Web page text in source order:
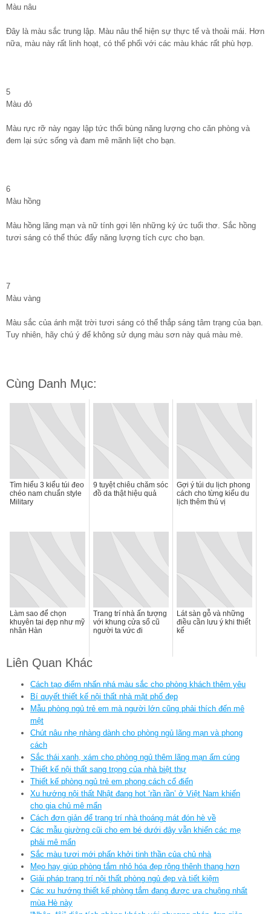
Màu nâu
Đây là màu sắc trung lập. Màu nâu thể hiện sự thực tế và thoải mái. Hơn
nữa, màu này rất linh hoạt, có thể phối với các màu khác rất phù hợp.
5
Màu đỏ
Màu rực rỡ này ngay lập tức thổi bùng năng lượng cho căn phòng và
đem lại sức sống và đam mê mãnh liệt cho bạn.
6
Màu hồng
Màu hồng lãng mạn và nữ tính gợi lên những ký ức tuổi thơ. Sắc hồng
tươi sáng có thể thúc đẩy năng lượng tích cực cho bạn.
7
Màu vàng
Màu sắc của ánh mặt trời tươi sáng có thể thắp sáng tâm trạng của bạn.
Tuy nhiên, hãy chú ý để không sử dụng màu sơn này quá màu mè.
Cùng Danh Mục:
Tìm hiểu 3 kiểu túi đeo
chéo nam chuẩn style
Military
9 tuyệt chiêu chăm sóc
đồ da thật hiệu quả
Gợi ý túi du lịch phong
cách cho từng kiểu du
lịch thêm thú vị
Làm sao để chọn
khuyên tai đẹp như mỹ
nhân Hàn
Trang trí nhà ấn tượng
với khung cửa sổ cũ
người ta vức đi
Lát sàn gỗ và những
điều cần lưu ý khi thiết
kế
Liên Quan Khác
Cách tạo điểm nhấn nhá màu sắc cho phòng khách thêm yêu
Bí quyết thiết kế nội thất nhà mặt phố đẹp
Mẫu phòng ngủ trẻ em mà người lớn cũng phải thích đến mê
mệt
Chút nâu nhẹ nhàng dành cho phòng ngủ lãng mạn và phong
cách
Sắc thái xanh, xám cho phòng ngủ thêm lãng mạn ấm cúng
Thiết kế nội thất sang trọng của nhà biệt thự
Thiết kế phòng ngủ trẻ em phong cách cổ điển
Xu hướng nội thất Nhật đang hot ‘rần rần’ ở Việt Nam khiến
cho gia chủ mê mẩn
Cách đơn giản để trang trí nhà thoáng mát đón hè về
Các mẫu giường cũi cho em bé dưới đây vẫn khiến các mẹ
phải mê mẩn
Sắc màu tươi mới phấn khởi tinh thần của chủ nhà
Mẹo hay giúp phòng tắm nhỏ hóa đẹp rộng thênh thang hơn
Giải pháp trang trí nội thất phòng ngủ đẹp và tiết kiệm
Các xu hướng thiết kế phòng tắm đang được ưa chuộng nhất
mùa Hè này